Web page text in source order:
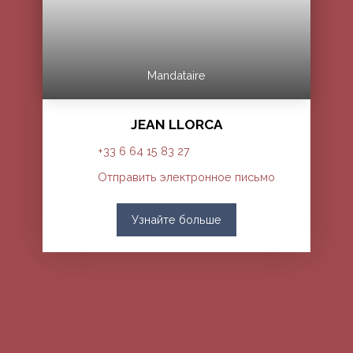
Mandataire
JEAN LLORCA
+33 6 64 15 83 27
Отправить электронное письмо
Узнайте больше